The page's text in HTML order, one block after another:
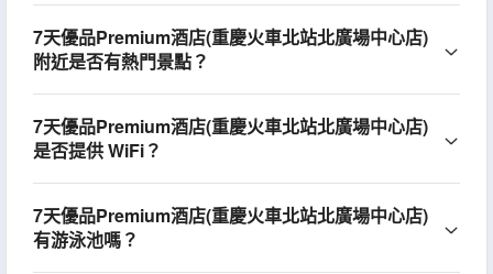
7天優品Premium酒店(重慶火車北站北廣場中心店)
附近是否有熱門景點？
7天優品Premium酒店(重慶火車北站北廣場中心店)
是否提供 WiFi？
7天優品Premium酒店(重慶火車北站北廣場中心店)
有游泳池嗎？